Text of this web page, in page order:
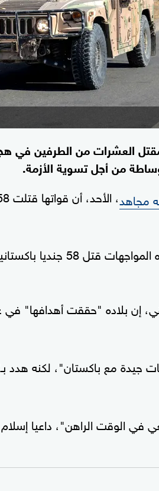
مقتل العشرات من الطرفين في
من أجل تسوية الأزمة.
مجاهد
إن بلاده "حققت أهدافها"
جيدة مع باكستان"، لكنه هدد
الوقت الراهن"، داعيا إسلام